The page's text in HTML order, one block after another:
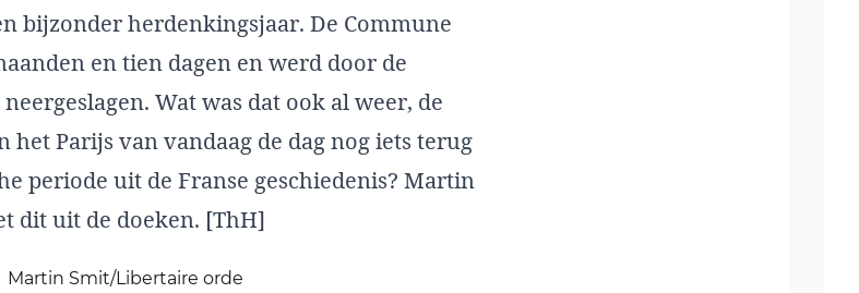
bijzonder herdenkingsjaar. De Commune
en tien dagen en werd door de
Wat was dat ook al weer, de
het Parijs van vandaag de dag nog iets terug
periode uit de Franse geschiedenis? Martin
dit uit de doeken. [ThH]
Martin Smit/Libertaire orde